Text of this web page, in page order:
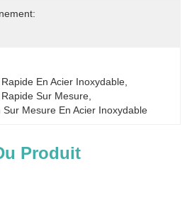
En Acier Inoxydable
Sur Mesure
Mesure En Acier Inoxydable
Produit